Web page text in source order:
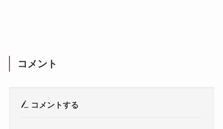
コメント
コメントする